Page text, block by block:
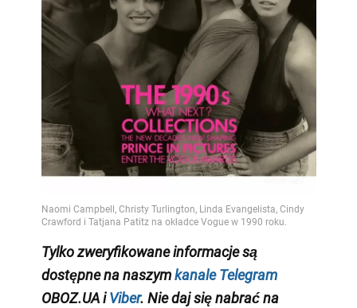
Tylko zweryfikowane informacje są
dostępne na naszymkanale Telegram
OBOZ.UA iViber. Nie daj się nabrać na